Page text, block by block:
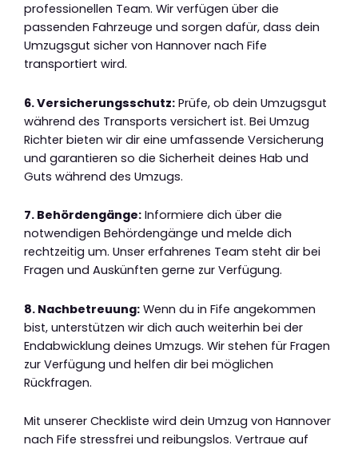
professionellen Team. Wir verfügen über die
passenden Fahrzeuge und sorgen dafür, dass dein
Umzugsgut sicher von Hannover nach Fife
transportiert wird.
6. Versicherungsschutz: Prüfe, ob dein Umzugsgut
während des Transports versichert ist. Bei Umzug
Richter bieten wir dir eine umfassende Versicherung
und garantieren so die Sicherheit deines Hab und
Guts während des Umzugs.
7. Behördengänge: Informiere dich über die
notwendigen Behördengänge und melde dich
rechtzeitig um. Unser erfahrenes Team steht dir bei
Fragen und Auskünften gerne zur Verfügung.
8. Nachbetreuung: Wenn du in Fife angekommen
bist, unterstützen wir dich auch weiterhin bei der
Endabwicklung deines Umzugs. Wir stehen für Fragen
zur Verfügung und helfen dir bei möglichen
Rückfragen.
Mit unserer Checkliste wird dein Umzug von Hannover
nach Fife stressfrei und reibungslos. Vertraue auf